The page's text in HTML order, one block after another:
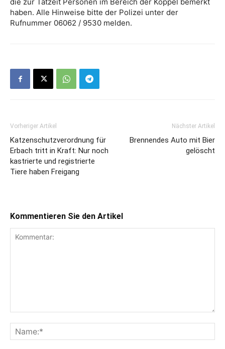
haben. Alle Hinweise bitte der Polizei unter der
Rufnummer 06062 / 9530 melden.
Vorheriger Artikel
Katzenschutzverordnung für
Erbach tritt in Kraft: Nur noch
kastrierte und registrierte
Tiere haben Freigang
Nächster Artikel
Brennendes Auto mit Bier
gelöscht
Kommentieren Sie den Artikel